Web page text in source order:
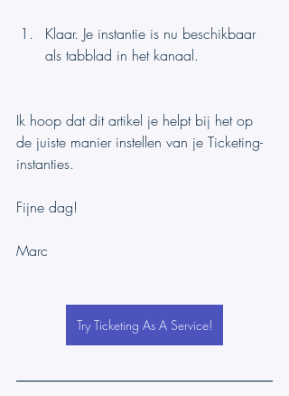
Klaar. Je instantie is nu beschikbaar
als tabblad in het kanaal.
Ik hoop dat dit artikel je helpt bij het op
de juiste manier instellen van je Ticketing-
instanties.
Fijne dag!
Marc
Try Ticketing As A Service!